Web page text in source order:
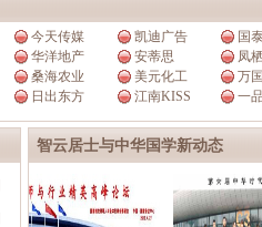
今天传媒 凯迪广告
国
华洋地产 安蒂思
凤
桑海农业 美元化工
万
日出东方 江南KISS 一
智云居士与中华国学新动态